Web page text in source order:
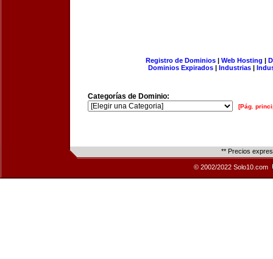
Registro de Dominios| Web Hosting |
Dominios Expirados | Industrias |
Categorías de Dominio:
[Pág.
** Precios
© 2002/2022 Solo10.com